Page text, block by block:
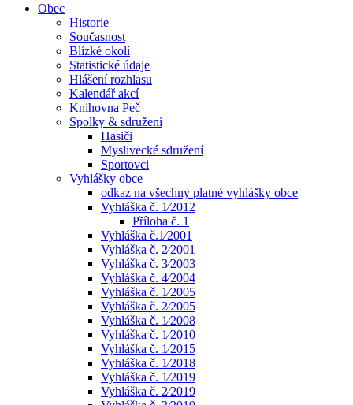
Obec
Historie
Současnost
Blízké okolí
Statistické údaje
Hlášení rozhlasu
Kalendář akcí
Knihovna Peč
Spolky & sdružení
Hasiči
Myslivecké sdružení
Sportovci
Vyhlášky obce
odkaz na všechny platné vyhlášky obce
Vyhláška č. 1⁄2012
Příloha č. 1
Vyhláška č.1⁄2001
Vyhláška č. 2⁄2001
Vyhláška č. 3⁄2003
Vyhláška č. 4⁄2004
Vyhláška č. 1⁄2005
Vyhláška č. 2⁄2005
Vyhláška č. 1⁄2008
Vyhláška č. 1⁄2010
Vyhláška č. 1⁄2015
Vyhláška č. 1⁄2018
Vyhláška č. 1⁄2019
Vyhláška č. 2⁄2019